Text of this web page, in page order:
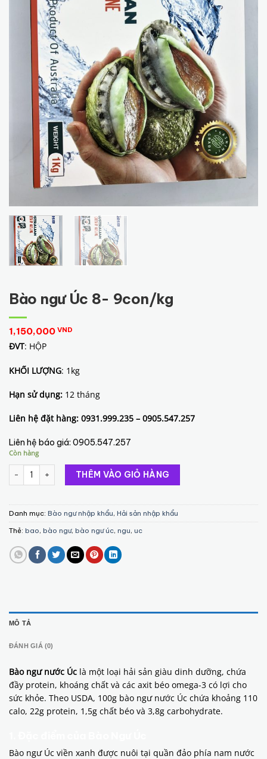
Bào ngư Úc 8- 9con/kg
1,150,000 VND
ĐVT: HỘP
KHỐI LƯỢNG: 1kg
Hạn sử dụng: 12 tháng
Liên hệ đặt hàng: 0931.999.235 – 0905.547.257
Liên hệ báo giá: 0905.547.257
Còn hàng
Bào ngư Úc 8- 9con/kg số lượng
THÊM VÀO GIỎ HÀNG
Danh mục: Bào ngư nhập khẩu, Hải sản nhập khẩu
Thẻ: bao, bào ngư, bào ngư úc, ngu, uc
MÔ TẢ
ĐÁNH GIÁ (0)
Bào ngư nước Úc là một loại hải sản giàu dinh dưỡng, chứa
đầy protein, khoáng chất và các axit béo omega-3 có lợi cho
sức khỏe. Theo USDA, 100g bào ngư nước Úc chứa khoảng 110
calo, 22g protein, 1,5g chất béo và 3,8g carbohydrate.
Bào ngư Úc viền xanh được nuôi tại quần đảo phía nam nước